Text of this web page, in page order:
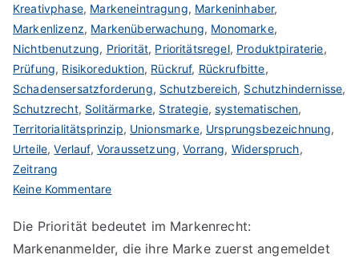
Kreativphase, Markeneintragung, Markeninhaber,
Markenlizenz, Markenüberwachung, Monomarke,
Nichtbenutzung, Priorität, Prioritätsregel, Produktpiraterie,
Prüfung, Risikoreduktion, Rückruf, Rückrufbitte,
Schadensersatzforderung, Schutzbereich, Schutzhindernisse,
Schutzrecht, Solitärmarke, Strategie,systematischen,
Territorialitätsprinzip, Unionsmarke, Ursprungsbezeichnung,
Urteile,Verlauf, Voraussetzung,Vorrang, Widerspruch,
Zeitrang
Keine Kommentarezu
im
Markenrecht
Die Priorität bedeutet im Markenrecht:
Markenanmelder, die ihre Marke zuerst angemeldet